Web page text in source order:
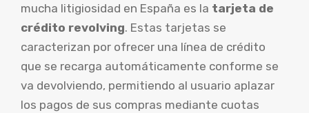
mucha litigiosidad en España es la tarjeta de
crédito revolving. Estas tarjetas se
caracterizan por ofrecer una línea de crédito
que se recarga automáticamente conforme se
va devolviendo, permitiendo al usuario aplazar
los pagos de sus compras mediante cuotas